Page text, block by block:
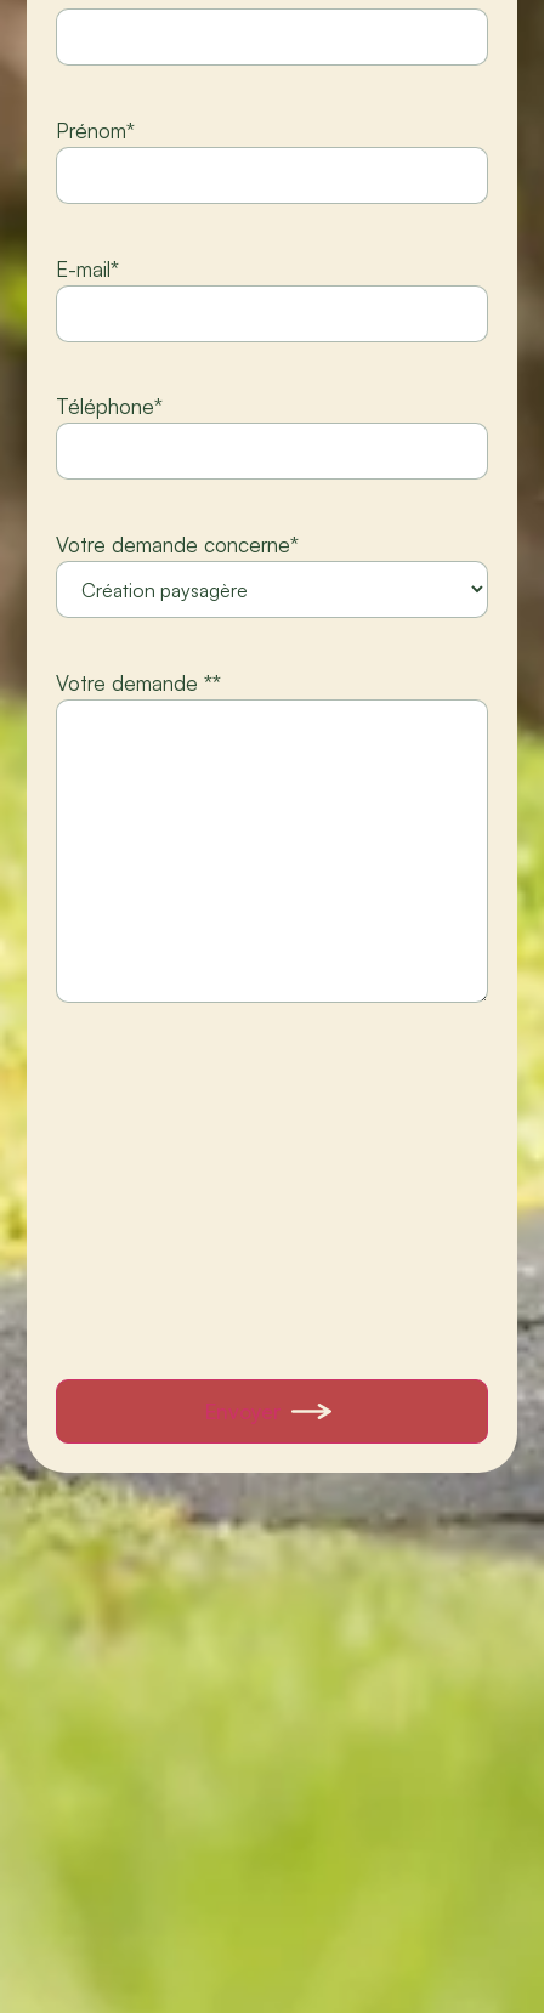
Prénom*
E-mail*
Téléphone*
Votre demande concerne*
Votre demande **
Envoyer